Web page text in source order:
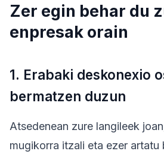
Zer egin behar du
enpresak orain
1. Erabaki deskonexio
bermatzen duzun
Atsedenean zure langileek
mugikorra itzali eta ezer